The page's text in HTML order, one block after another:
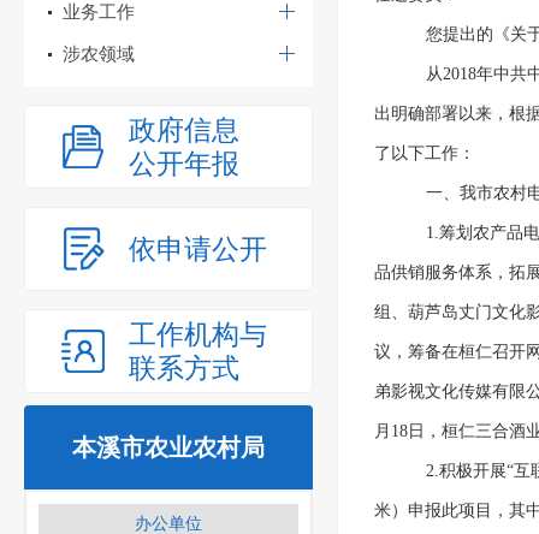
业务工作
涉农领域
政府信息
公开年报
依申请公开
工作机构与
联系方式
本溪市农业农村局
办公单位
您提出的《关
从2018年中共
出明确部署以来，根
了以下工作：
一、我市农村
1.筹划农产品
品供销服务体系，拓
组、葫芦岛丈门文化
议，筹备在桓仁召开
弟影视文化传媒有限
月18日，桓仁三合酒
2.积极开展“互
米）申报此项目，其